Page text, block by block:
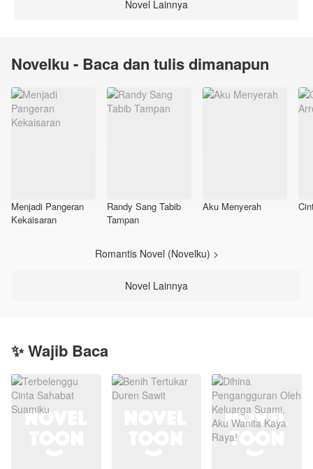
Novel Lainnya
Novelku - Baca dan tulis dimanapun
Menjadi Pangeran
Kekaisaran
Randy Sang Tabib
Tampan
Aku Menyerah
Romantis Novel (Novelku) >
Novel Lainnya
✨ Wajib Baca